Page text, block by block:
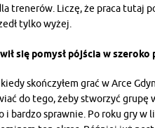
trenerów. Liczę, że praca tutaj
tylko wyżej.
się pomysł pójścia w szeroko
skończyłem grać w Arce
do tego, żeby stworzyć
i bardzo sprawnie. Po roku gry